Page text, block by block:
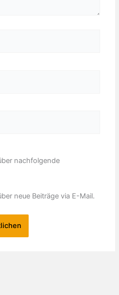
nachfolgende
neue Beiträge via E-Mail.